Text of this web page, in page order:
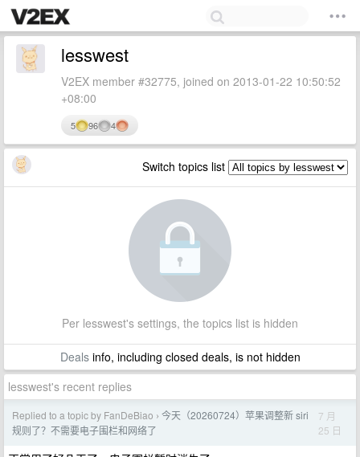
lesswest
V2EX member #32775, joined on 2013-01-22 10:50:52
+08:00
5 96 4
Switch topics list
Per lesswest's settings, the topics list is hidden
Dealsinfo, including closed deals, is not hidden
lesswest's recent replies
Replied to a topic by FanDeBiao › 今天（20260724）苹果调整新 siri
规则了？不需要电子围栏和网络了
7 月
25 日